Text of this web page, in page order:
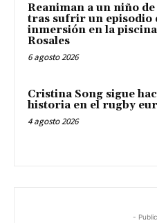
Reaniman a un niño de
tras sufrir un episodio
inmersión en la
Rosales
6 agosto 2026
Cristina Song sigue
historia en el rugby
4 agosto 2026
-